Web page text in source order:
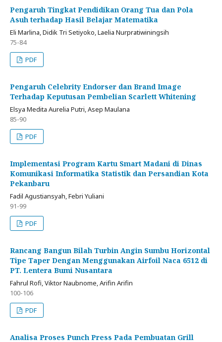
Pengaruh Tingkat Pendidikan Orang Tua dan Pola
Asuh terhadap Hasil Belajar Matematika
Eli Marlina, Didik Tri Setiyoko, Laelia Nurpratiwiningsih
75-84
PDF
Pengaruh Celebrity Endorser dan Brand Image
Terhadap Keputusan Pembelian Scarlett Whitening
Elsya Medita Aurelia Putri, Asep Maulana
85-90
PDF
Implementasi Program Kartu Smart Madani di Dinas
Komunikasi Informatika Statistik dan Persandian Kota
Pekanbaru
Fadil Agustiansyah, Febri Yuliani
91-99
PDF
Rancang Bangun Bilah Turbin Angin Sumbu Horizontal
Tipe Taper Dengan Menggunakan Airfoil Naca 6512 di
PT. Lentera Bumi Nusantara
Fahrul Rofi, Viktor Naubnome, Arifin Arifin
100-106
PDF
Analisa Proses Punch Press Pada Pembuatan Grill